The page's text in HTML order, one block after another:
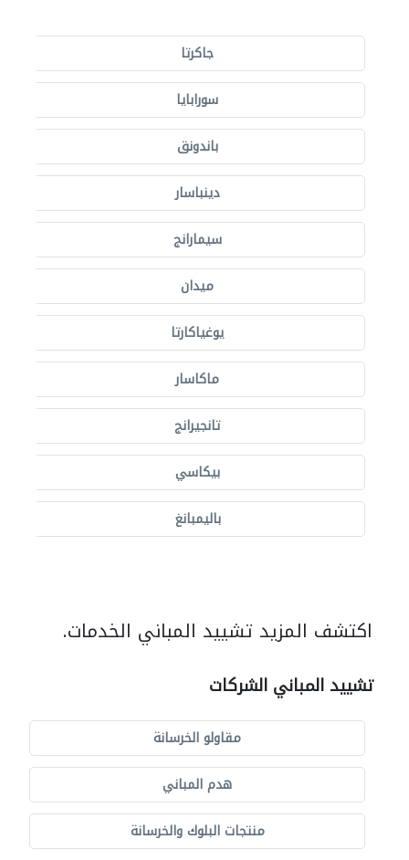
جاكرتا
سورابايا
باندونق
دينباسار
سيمارانج
ميدان
يوغياكارتا
ماكاسار
تانجيرانج
بيكاسي
باليمبانغ
اكتشف المزيد تشييد المباني الخدمات.
تشييد المباني الشركات
مقاولو الخرسانة
هدم المباني
منتجات البلوك والخرسانة